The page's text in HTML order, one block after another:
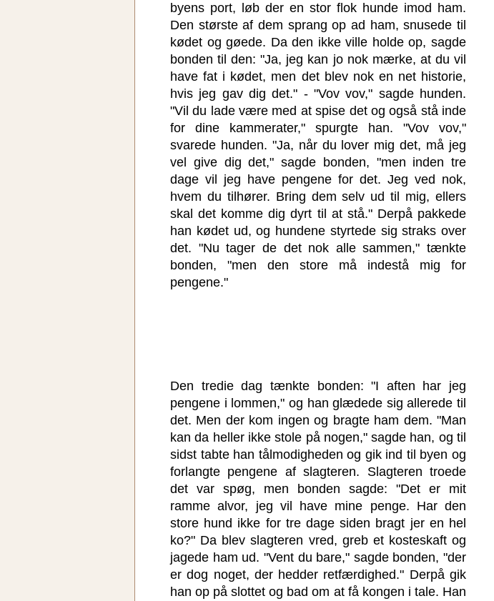
byens port, løb der en stor flok hunde imod ham.
Den største af dem sprang op ad ham, snusede til
kødet og gøede. Da den ikke ville holde op, sagde
bonden til den: "Ja, jeg kan jo nok mærke, at du vil
have fat i kødet, men det blev nok en net historie,
hvis jeg gav dig det." - "Vov vov," sagde hunden.
"Vil du lade være med at spise det og også stå inde
for dine kammerater," spurgte han. "Vov vov,"
svarede hunden. "Ja, når du lover mig det, må jeg
vel give dig det," sagde bonden, "men inden tre
dage vil jeg have pengene for det. Jeg ved nok,
hvem du tilhører. Bring dem selv ud til mig, ellers
skal det komme dig dyrt til at stå." Derpå pakkede
han kødet ud, og hundene styrtede sig straks over
det. "Nu tager de det nok alle sammen," tænkte
bonden, "men den store må indestå mig for
pengene."
Den tredie dag tænkte bonden: "I aften har jeg
pengene i lommen," og han glædede sig allerede til
det. Men der kom ingen og bragte ham dem. "Man
kan da heller ikke stole på nogen," sagde han, og til
sidst tabte han tålmodigheden og gik ind til byen og
forlangte pengene af slagteren. Slagteren troede
det var spøg, men bonden sagde: "Det er mit
ramme alvor, jeg vil have mine penge. Har den
store hund ikke for tre dage siden bragt jer en hel
ko?" Da blev slagteren vred, greb et kosteskaft og
jagede ham ud. "Vent du bare," sagde bonden, "der
er dog noget, der hedder retfærdighed." Derpå gik
han op på slottet og bad om at få kongen i tale. Han